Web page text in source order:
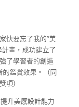
快要忘了我的”美
畫，成功建立了
了學習者的創造
的鑑賞效果。（同
項）
升美感設計能力